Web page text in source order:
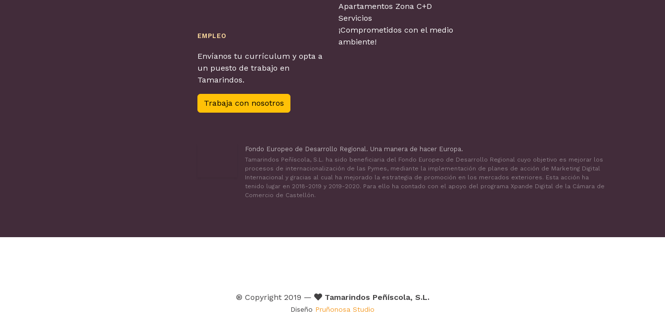
EMPLEO
Envíanos tu currículum y opta a
un puesto de trabajo en
Tamarindos.
Trabaja con nosotros
Apartamentos Zona C+D
Servicios
¡Comprometidos con el medio
ambiente!
Fondo Europeo de Desarrollo Regional. Una manera de hacer Europa.
Tamarindos Peñíscola, S.L. ha sido beneficiaria del Fondo Europeo de Desarrollo Regional cuyo objetivo es mejorar los
procesos de internacionalización de las Pymes, mediante la implementación de planes de acción de Marketing Digital
Internacional y gracias al cual ha mejorado la estrategia de promoción en los mercados exteriores. Esta acción ha
tenido lugar en 2018-2019 y 2019-2020. Para ello ha contado con el apoyo del programa Xpande Digital de la Cámara de
Comercio de Castellón.
® Copyright 2019 — Tamarindos Peñíscola, S.L.
Diseño Pruñonosa Studio